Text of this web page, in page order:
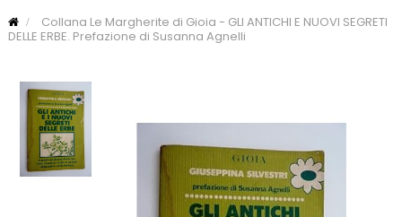
Collana Le Margherite di Gioia - GLI ANTICHI E NUOVI SEGRETI
DELLE ERBE. Prefazione di Susanna Agnelli